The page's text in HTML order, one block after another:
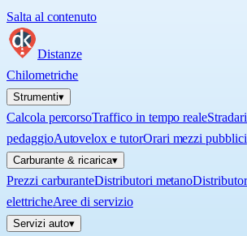
Salta al contenuto
Distanze
Chilometriche
Strumenti▾
Calcola percorsoTraffico in tempo reale
pedaggioAutovelox e tutorOrari mezzi pubblici
Carburante & ricarica▾
Prezzi carburanteDistributori metano
elettricheAree di servizio
Servizi auto▾